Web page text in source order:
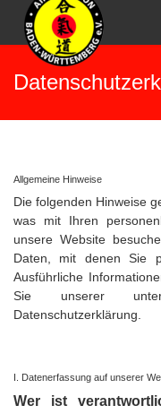
Allgemeine Hinweise
Die folgenden Hinweise
was mit Ihren
unsere Website
Daten, mit denen Sie
Ausführliche
Sie unserer
Datenschutzerklärung.
I. Datenerfassung auf unserer
Wer ist